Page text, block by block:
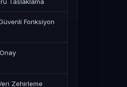
Fonksiyon
Zehirleme